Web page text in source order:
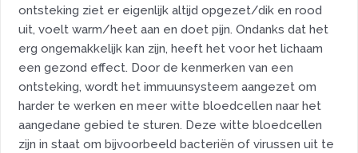
ontsteking ziet er eigenlijk altijd opgezet/dik en rood
uit, voelt warm/heet aan en doet pijn. Ondanks dat het
erg ongemakkelijk kan zijn, heeft het voor het lichaam
een gezond effect. Door de kenmerken van een
ontsteking, wordt het immuunsysteem aangezet om
harder te werken en meer witte bloedcellen naar het
aangedane gebied te sturen. Deze witte bloedcellen
zijn in staat om bijvoorbeeld bacteriën of virussen uit te